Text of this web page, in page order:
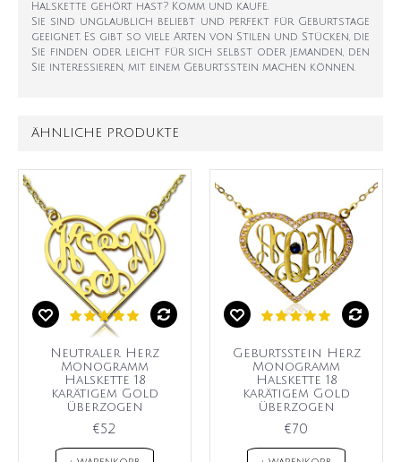
Halskette gehört hast? Komm und kaufe.
Sie sind unglaublich beliebt und perfekt für Geburtstage
geeignet. Es gibt so viele Arten von Stilen und Stücken, die
Sie finden oder leicht für sich selbst oder jemanden, den
Sie interessieren, mit einem Geburtsstein machen können.
ÄHNLICHE PRODUKTE
Neutraler Herz
Monogramm
Halskette 18
karätigem Gold
überzogen
€52
Geburtsstein Herz
Monogramm
Halskette 18
karätigem Gold
überzogen
€70